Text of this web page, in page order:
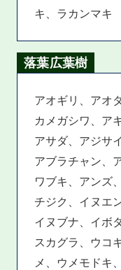
キ、ラカンマキ
落葉広葉樹
アオギリ、アオ
カメガシワ、ア
アサダ、アジサ
アブラチャン、
ワブキ、アンズ
チジク、イヌエ
イヌブナ、イボ
スカグラ、ウコ
メ、ウメモドキ